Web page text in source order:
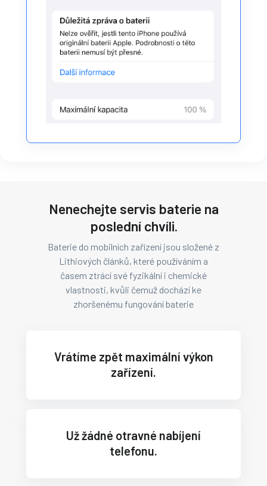
Nenechejte servis baterie na
poslední chvíli.
Baterie do mobilních zařízení jsou složené z
Lithiových článků, které používáním a
časem ztrácí své fyzikální i chemické
vlastnosti, kvůli čemuž dochází ke
zhoršenému fungování baterie
Vrátíme zpět maximální výkon
zařízení.
Už žádné otravné nabíjení
telefonu.